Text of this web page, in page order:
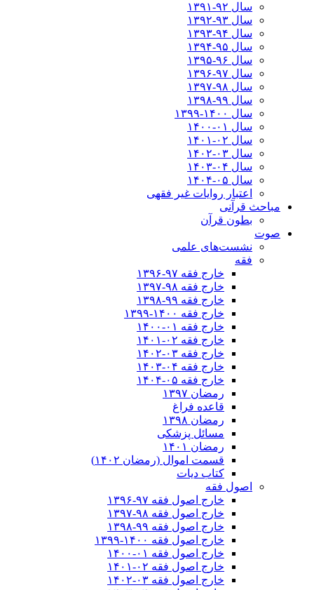
سال ۹۲-۱۳۹۱
سال ۹۳-۱۳۹۲
سال ۹۴-۱۳۹۳
سال ۹۵-۱۳۹۴
سال ۹۶-۱۳۹۵
سال ۹۷-۱۳۹۶
سال ۹۸-۱۳۹۷
سال ۹۹-۱۳۹۸‍
سال ۱۴۰۰-۱۳۹۹
سال ۰۱-۱۴۰۰
سال ۰۲-۱۴۰۱
سال ۰۳-۱۴۰۲
سال ۰۴-۱۴۰۳
سال ۰۵-۱۴۰۴
اعتبار روایات غیر فقهی
مباحث قرآنی
بطون قرآن
صوت
نشست‌های علمی
فقه
خارج فقه ۹۷-۱۳۹۶
خارج فقه ۹۸-۱۳۹۷
خارج فقه ۹۹-۱۳۹۸
خارج فقه ۱۴۰۰-۱۳۹۹
خارج فقه ۰۱-۱۴۰۰
خارج فقه ۰۲-۱۴۰۱
خارج فقه ۰۳-۱۴۰۲
خارج فقه ۰۴-۱۴۰۳
خارج فقه ۰۵-۱۴۰۴
رمضان ۱۳۹۷
قاعده فراغ
رمضان ۱۳۹۸
مسائل پزشکی
رمضان ۱۴۰۱
قسمت اموال (رمضان ۱۴۰۲)
کتاب دیات
اصول فقه
خارج اصول فقه ۹۷-۱۳۹۶
خارج اصول فقه ۹۸-۱۳۹۷
خارج اصول فقه ۹۹-۱۳۹۸
خارج اصول فقه ۱۴۰۰-۱۳۹۹
خارج اصول فقه ۰۱-۱۴۰۰
خارج اصول فقه ۰۲-۱۴۰۱
خارج اصول فقه ۰۳-۱۴۰۲